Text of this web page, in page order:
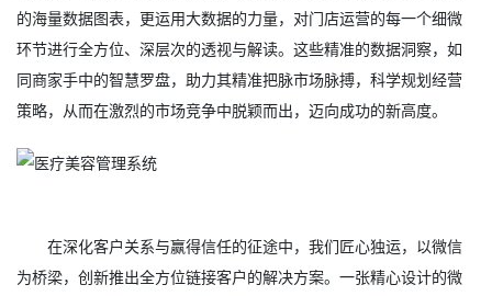
的海量数据图表，更运用大数据的力量，对门店运营的每一个细微
环节进行全方位、深层次的透视与解读。这些精准的数据洞察，如
同商家手中的智慧罗盘，助力其精准把脉市场脉搏，科学规划经营
策略，从而在激烈的市场竞争中脱颖而出，迈向成功的新高度。
在深化客户关系与赢得信任的征途中，我们匠心独运，以微信
为桥梁，创新推出全方位链接客户的解决方案。一张精心设计的微